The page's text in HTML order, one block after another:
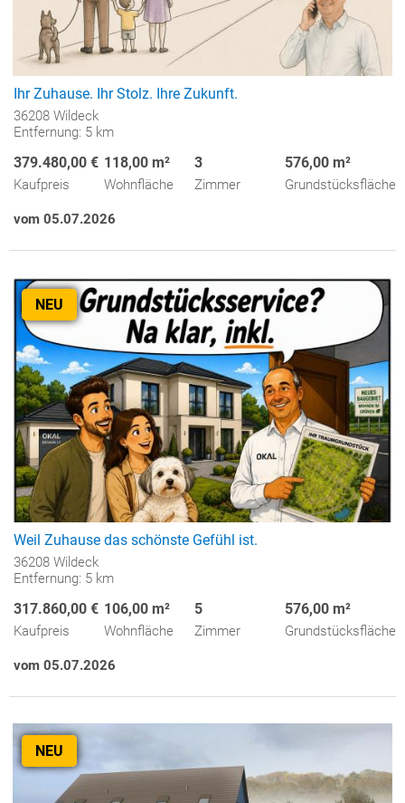
Ihr Zuhause. Ihr Stolz. Ihre Zukunft.
36208 Wildeck
Entfernung: 5 km
379.480,00 €
Kaufpreis
118,00 m²
Wohnfläche
3
Zimmer
576,00 m²
Grundstücksfläche
vom 05.07.2026
NEU
Weil Zuhause das schönste Gefühl ist.
36208 Wildeck
Entfernung: 5 km
317.860,00 €
Kaufpreis
106,00 m²
Wohnfläche
5
Zimmer
576,00 m²
Grundstücksfläche
vom 05.07.2026
NEU